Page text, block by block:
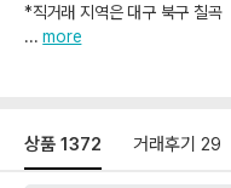
*직거래 지역은 대구 북구 칠곡
... more
상품 1372 거래후기 29